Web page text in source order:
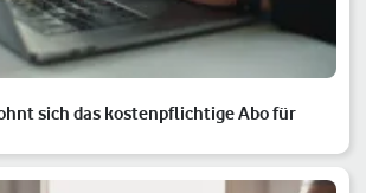
sich das kostenpflichtige Abo für